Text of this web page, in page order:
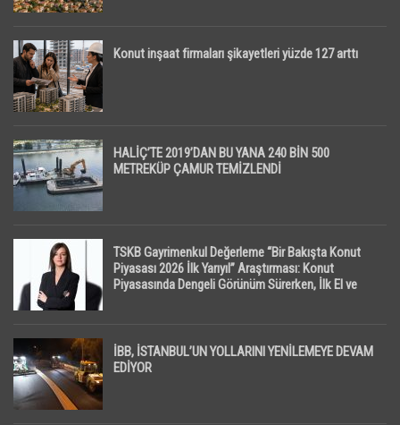
Konut inşaat firmaları şikayetleri yüzde 127 arttı
HALİÇ’TE 2019’DAN BU YANA 240 BİN 500
METREKÜP ÇAMUR TEMİZLENDİ
TSKB Gayrimenkul Değerleme “Bir Bakışta Konut
Piyasası 2026 İlk Yarıyıl” Araştırması: Konut
Piyasasında Dengeli Görünüm Sürerken, İlk El ve
İBB, İSTANBUL’UN YOLLARINI YENİLEMEYE DEVAM
EDİYOR